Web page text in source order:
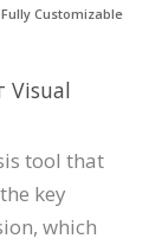
Fully Customizable
Visual
tool that
key
which